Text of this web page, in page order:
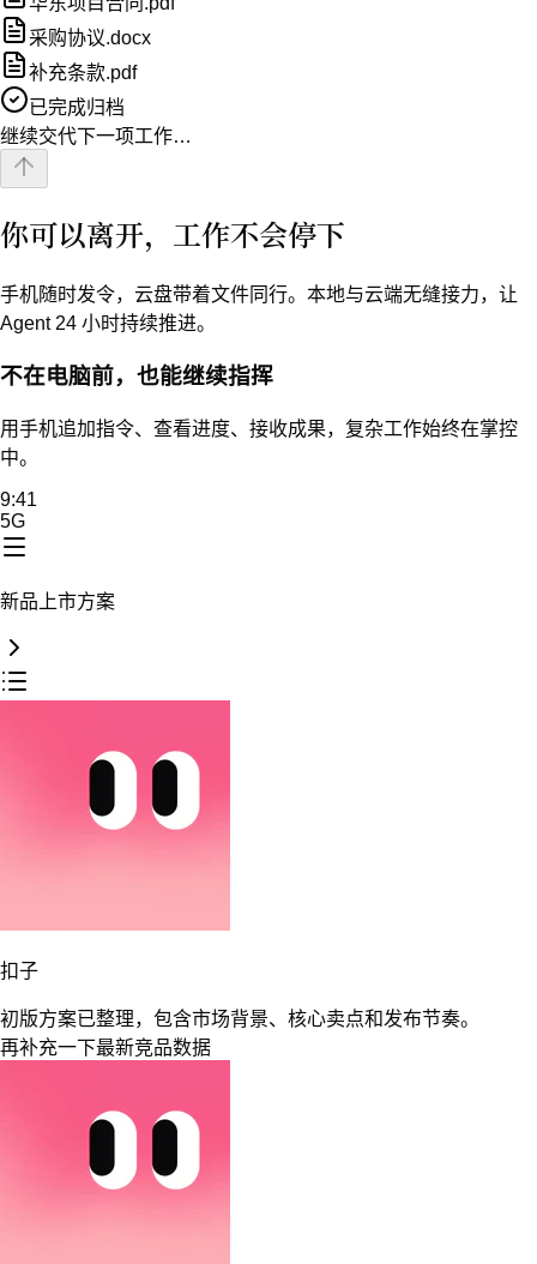
新品上市方案
扣子
初版方案已整理，包含市场背景、核心卖点和发布节奏。
再补充一下最新竞品数据
正在更新方案
一个云盘，连起所有工位